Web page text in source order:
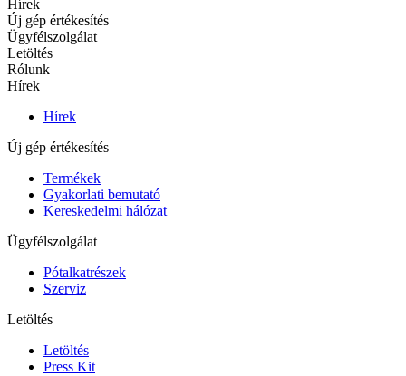
Hírek
Új gép értékesítés
Ügyfélszolgálat
Letöltés
Rólunk
Hírek
Hírek
Új gép értékesítés
Termékek
Gyakorlati bemutató
Kereskedelmi hálózat
Ügyfélszolgálat
Pótalkatrészek
Szerviz
Letöltés
Letöltés
Press Kit